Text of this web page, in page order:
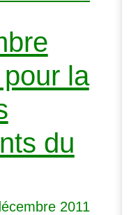
la
du
2011